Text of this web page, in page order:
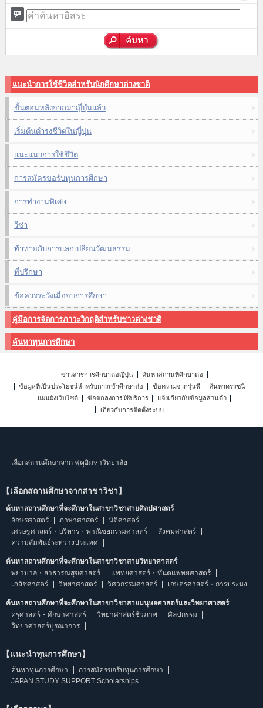
แนะนำการใช้ชีวิตสำหรับนักศึกษาต่างชาติ
ขั้นตอนหลังจากมาญี่ปุ่นแล้ว
เริ่มต้นดำรงชีวิตในญี่ปุ่น
แนะแนวการใช้ชีวิต
การสมัครขอรับทุนการศึกษา
การทำงานพิเศษ
วีซ่า
ท้าทายกับการแลกเปลี่ยนวัฒนธรรม
ที่ปรึกษา
ข้อควรระวังเมื่อจบการศึกษา
คู่มือการจัดการภาวะวิกฤติสำหรับชาวต่างชาติ
ค้นหาทุนการศึกษา
ข่าวสารการศึกษาต่อญี่ปุ่น
ค้นหาสถานที่ศึกษาต่อ
ข้อมูลที่เป็นประโยชน์สำหรับการเข้าศึกษาต่อ
ข้อความจากรุ่นพี่
ค้นหาดรรชนี
แผนผังเว็บไซต์
ข้อตกลงการใช้บริการ
แจ้งเกี่ยวกับข้อมูลส่วนตัว
เกี่ยวกับการติดตั้งระบบ
เลือกสถานศึกษาจาก ฟุคุอิมหาวิทยาลัย
【เลือกสถานศึกษาจากสาขาวิชา】
ค้นหาสถานศึกษาที่จะศึกษาในสาขาวิชาสายศิลปศาสตร์
อักษรศาสตร์
ภาษาศาสตร์
นิติศาสตร์
เศรษฐศาสตร์・บริหาร・พาณิชยกรรมศาสตร์
สังคมศาสตร์
ความสัมพันธ์ระหว่างประเทศ
ค้นหาสถานศึกษาที่จะศึกษาในสาขาวิชาสายวิทยาศาสตร์
พยาบาล・สาธารณสุขศาสตร์
แพทยศาสตร์・ทันตแพทยศาสตร์
เภสัชศาสตร์
วิทยาศาสตร์ วิศวกรรมศาสตร์ เกษตรศาสตร์・การประมง
ค้นหาสถานศึกษาที่จะศึกษาในสาขาวิชาสายมนุษยศาสตร์และวิทยาศาสตร์
ครุศาสตร์・ศึกษาศาสตร์
วิทยาศาสตร์ชีวภาพ
ศิลปกรรม
วิทยาศาสตร์บูรณาการ
【แนะนำทุนการศึกษา】
ค้นหาทุนการศึกษา
การสมัครขอรับทุนการศึกษา
JAPAN STUDY SUPPORT Scholarships